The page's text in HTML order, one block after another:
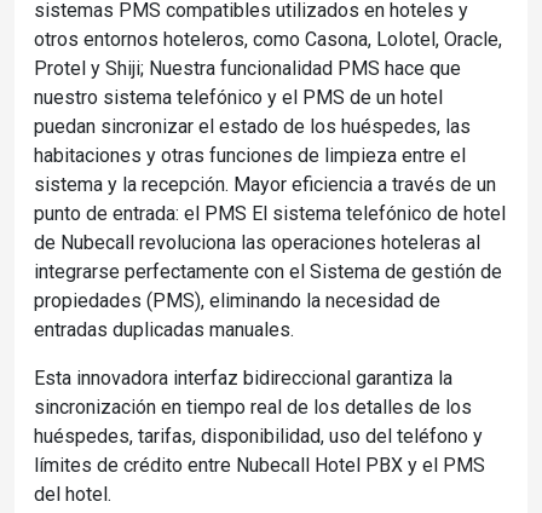
sistemas PMS compatibles utilizados en hoteles y
otros entornos hoteleros, como Casona, Lolotel, Oracle,
Protel y Shiji; Nuestra funcionalidad PMS hace que
nuestro sistema telefónico y el PMS de un hotel
puedan sincronizar el estado de los huéspedes, las
habitaciones y otras funciones de limpieza entre el
sistema y la recepción. Mayor eficiencia a través de un
punto de entrada: el PMS El sistema telefónico de hotel
de Nubecall revoluciona las operaciones hoteleras al
integrarse perfectamente con el Sistema de gestión de
propiedades (PMS), eliminando la necesidad de
entradas duplicadas manuales.
Esta innovadora interfaz bidireccional garantiza la
sincronización en tiempo real de los detalles de los
huéspedes, tarifas, disponibilidad, uso del teléfono y
límites de crédito entre Nubecall Hotel PBX y el PMS
del hotel.